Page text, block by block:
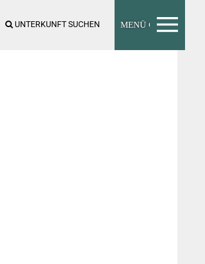
MENÜ CLOSE
UNTERKUNFT SUCHEN